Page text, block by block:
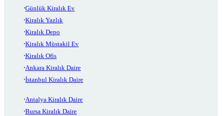
Günlük Kiralık Ev
Kiralık Yazlık
Kiralık Depo
Kiralık Müstakil Ev
Kiralık Ofis
Ankara Kiralık Daire
İstanbul Kiralık Daire
Antalya Kiralık Daire
Bursa Kiralık Daire